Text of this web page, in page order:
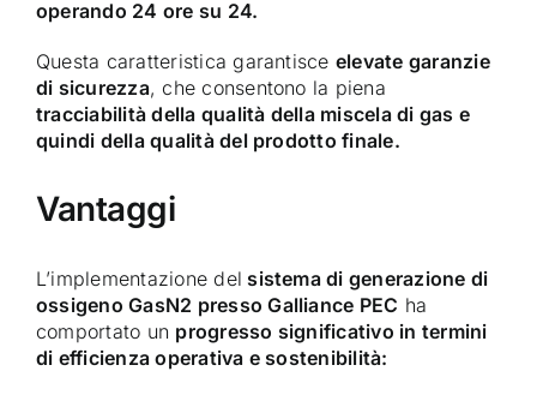
operando 24 ore su 24.
Questa caratteristica garantisce elevate garanzie
di sicurezza, che consentono la piena
tracciabilità della qualità della miscela di gas e
quindi della qualità del prodotto finale.
Vantaggi
L’implementazione del sistema di generazione di
ossigeno GasN2 presso Galliance PEC ha
comportato un progresso significativo in termini
di efficienza operativa e sostenibilità: